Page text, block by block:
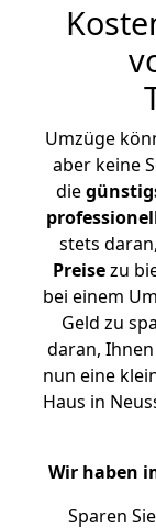
Umzüge
aber keine
die
stets
Preisezu
bei einem
Geld zu
daran,
nun eine
Haus in
Wir haben
Sparen